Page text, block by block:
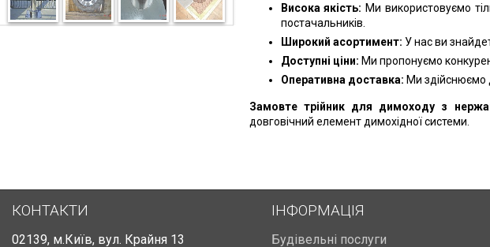
Висока якість: Ми використовуємо
постачальників.
Широкий асортимент: У нас ви
Доступні ціни: Ми пропонуємо
Оперативна доставка: Ми здійснюємо
Замовте трійник для димоходу з
довговічний елемент димохідної системи.
КОНТАКТИ
02139, м.Київ, вул. Крайня 13
ІНФОРМАЦІЯ
Будівельні послуги